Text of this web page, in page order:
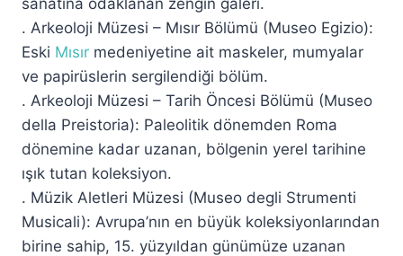
. Arkeoloji Müzesi – Mısır Bölümü (Museo Egizio):
Eski Mısır medeniyetine ait maskeler, mumyalar
ve papirüslerin sergilendiği bölüm.
. Arkeoloji Müzesi – Tarih Öncesi Bölümü (Museo
della Preistoria): Paleolitik dönemden Roma
dönemine kadar uzanan, bölgenin yerel tarihine
ışık tutan koleksiyon.
. Müzik Aletleri Müzesi (Museo degli Strumenti
Musicali): Avrupa’nın en büyük koleksiyonlarından
birine sahip, 15. yüzyıldan günümüze uzanan